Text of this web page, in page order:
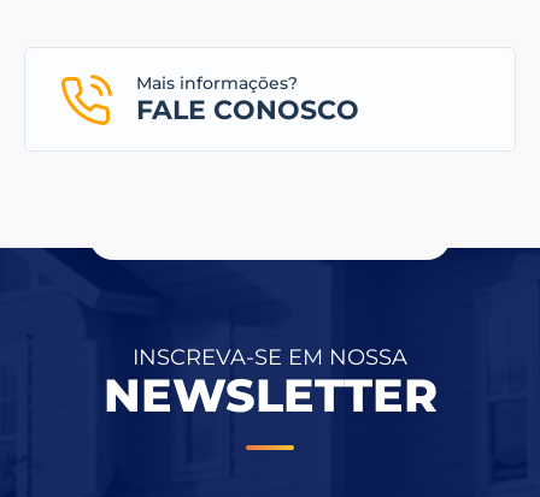
Mais informações?
FALE CONOSCO
INSCREVA-SE EM NOSSA
NEWSLETTER